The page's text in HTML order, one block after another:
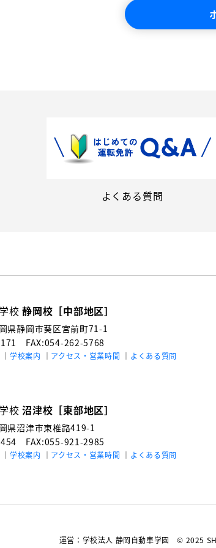
よくある質問
校静岡校［中部地区］
県静岡市葵区宮前町71-1
FAX:054-262-5768
学校案内 アクセス・営業時間 よくある質問
校沼津校［東部地区］
県沼津市東椎路419-1
454 FAX:055-921-2985
学校案内 アクセス・営業時間 よくある質問
運営：学校法人 静岡自動車学園© 2025